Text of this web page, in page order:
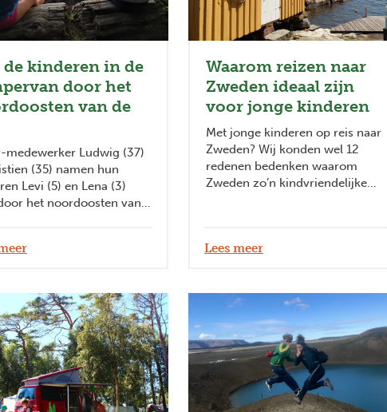
de kinderen in de
door het
van de
medewerker Ludwig (37)
(35) namen hun
Levi (5) en Lena (3)
het noordoosten van
hun roadtrip met een
kamperen
harder doen
Reis met hen mee en
verrassen van het
on the road.
Waarom reizen naar
Zweden ideaal zijn
voor jonge kinderen
Met jonge kinderen op reis naar
Zweden? Wij konden wel 12
redenen bedenken waarom
Zweden zo’n kindvriendelijke
Lees meer